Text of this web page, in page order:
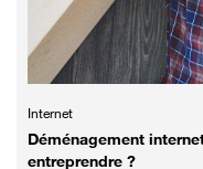
Internet
Déménagement
entreprendre ?